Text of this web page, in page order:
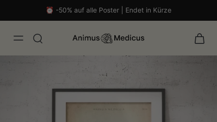
⏰ -50% auf alle Poster | Endet in Kürze